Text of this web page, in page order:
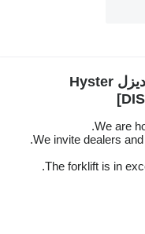
معلومات إضافية — رافعة شوكية ديزل Hyster
We are
We invite dealers
The forklift is in